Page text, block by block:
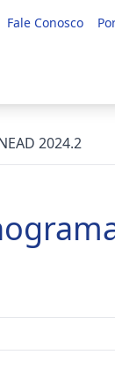
Fale Conosco
2024.2